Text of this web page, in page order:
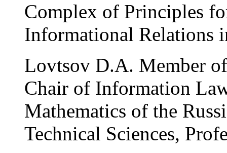
Complex of Principles
Informational Relations
Lovtsov D.A. Member
Chair of Information
Mathematics of the
Technical Sciences,